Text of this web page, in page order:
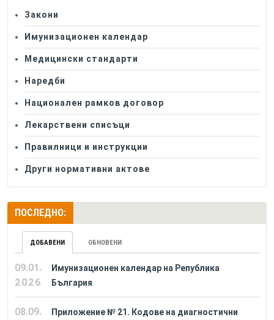
Закони
Имунизационен календар
Медицински стандарти
Наредби
Национален рамков договор
Лекарствени списъци
Правилници и инструкции
Други нормативни актове
ПОСЛЕДНО:
ДОБАВЕНИ ОБНОВЕНИ
09.01.
2026
Имунизационен календар на Република
България
08.09.
Приложение № 21. Кодове на диагностични